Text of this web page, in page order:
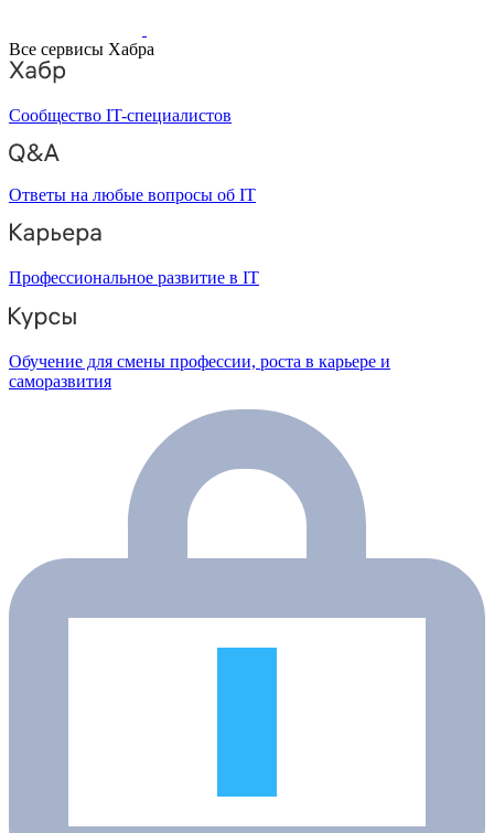
Все сервисы Хабра
Сообщество IT-специалистов
Ответы на любые вопросы об IT
Профессиональное развитие в IT
Обучение для смены профессии, роста в карьере и
саморазвития